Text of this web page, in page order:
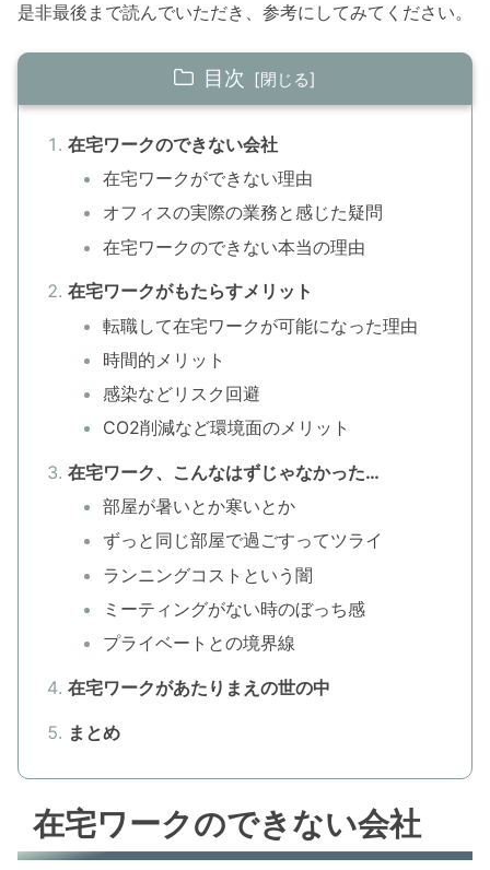
是非最後まで読んでいただき、参考にしてみてください。
目次
在宅ワークのできない会社
在宅ワークができない理由
オフィスの実際の業務と感じた疑問
在宅ワークのできない本当の理由
在宅ワークがもたらすメリット
転職して在宅ワークが可能になった理由
時間的メリット
感染などリスク回避
CO2削減など環境面のメリット
在宅ワーク、こんなはずじゃなかった…
部屋が暑いとか寒いとか
ずっと同じ部屋で過ごすってツライ
ランニングコストという闇
ミーティングがない時のぼっち感
プライベートとの境界線
在宅ワークがあたりまえの世の中
まとめ
在宅ワークのできない会社